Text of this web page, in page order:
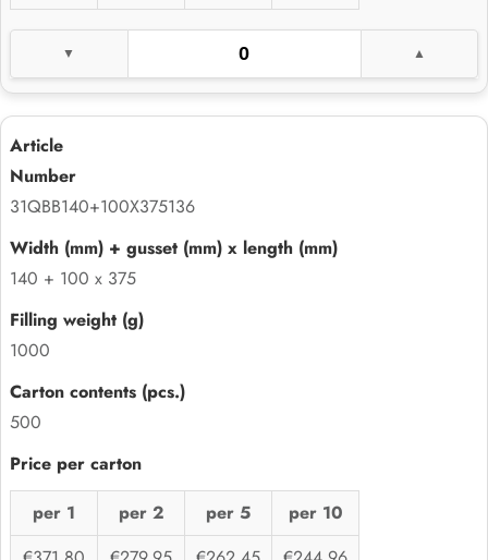
31QBB140+100X375136
140 + 100 x 375
1000
500
per 1 per 2 per 5
per 10